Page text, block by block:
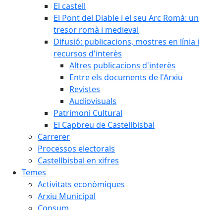
El castell
El Pont del Diable i el seu Arc Romà: un
tresor romà i medieval
Difusió: publicacions, mostres en línia i
recursos d'interès
Altres publicacions d'interès
Entre els documents de l'Arxiu
Revistes
Audiovisuals
Patrimoni Cultural
El Capbreu de Castellbisbal
Carrerer
Processos electorals
Castellbisbal en xifres
Temes
Activitats econòmiques
Arxiu Municipal